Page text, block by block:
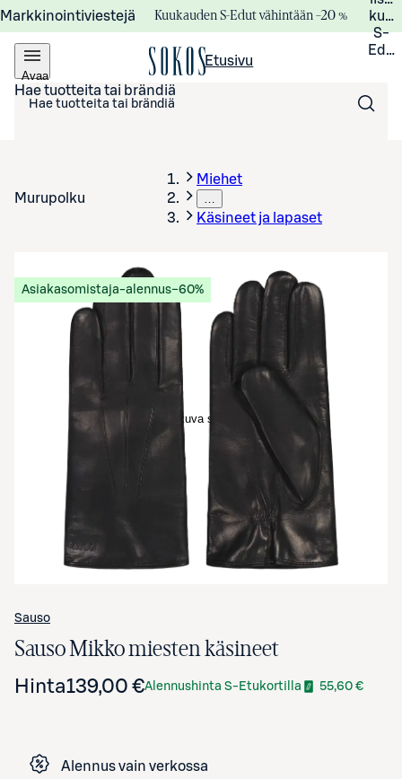
Markkinointiviestejä Kuukauden S-Edut vähintään –20 %
S-
Avaa
valikko
Etusivu
Hae tuotteita tai brändiä
Murupolku
Miehet
…
Käsineet ja lapaset
Avaa tuotekuva suurennettuna
Asiakasomistaja-alennus−60%
Sauso
Sauso Mikko miesten käsineet
Hinta139,00 €Alennushinta S-Etukortilla 55,60 €
Alennus vain verkossa